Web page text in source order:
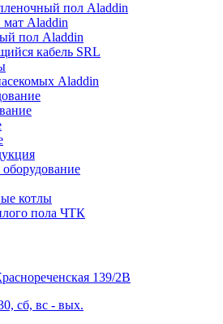
пол Aladdin
мат Aladdin
пол Aladdin
кабель SRL
Aladdin
котлы
пола ЧТК
139/2В
сб, вс - вых.